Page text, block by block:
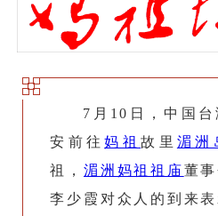
7月10日，中国台
安前往妈祖故里 湄洲
祖， 湄洲妈祖祖庙董
李少霞对众人的到来